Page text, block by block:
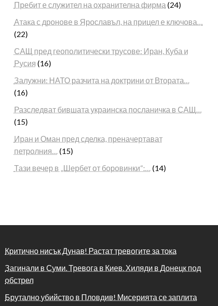
Пребит е служител на охранителна фирма (24)
Атака с дронове в Ярославъл, на прицел е ключова…
(22)
САЩ пред геополитически трусове: Иран, Куба и
Русия (16)
Залужни: НАТО разчита на доктрини от Втората…
(16)
Разследват бившата украинска посланичка в САЩ…
(15)
Иран и Оман пред сделка, преначертават
петролния… (15)
Тази вечер в „Шербет от боровинки“:… (14)
Критично нисък Дунав! Растат тревогите за тока
Загинали в Суми. Тревога в Киев. Хиляди в Донецк под
обстрел
Брутално убийство в Пловдив! Мисерията се заплита